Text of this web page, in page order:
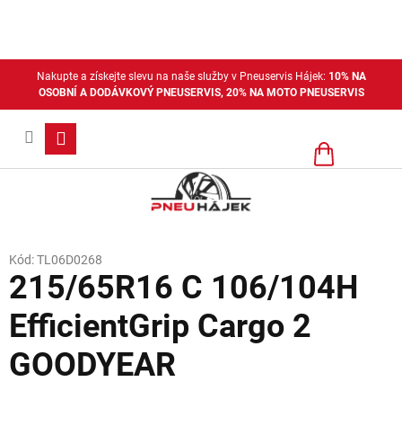
Nakupte a získejte slevu na naše služby v Pneuservis Hájek: 10% NA
OSOBNÍ A DODÁVKOVÝ PNEUSERVIS, 20% NA MOTO PNEUSERVIS
Nákupní
215/65R16 C 106/104H
EfficientGrip Cargo 2
GOODYEAR
Kód:TL06D0268